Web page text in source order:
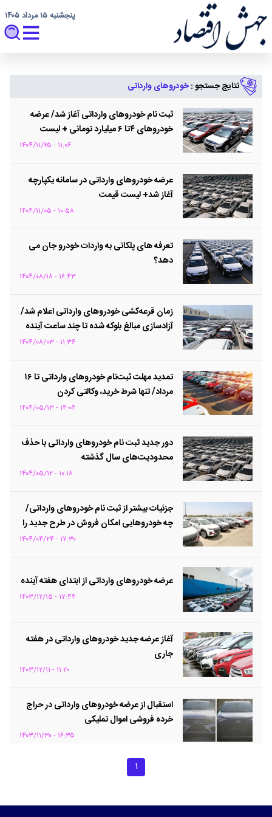
پنجشنبه ۱۵ مرداد ۱۴۰۵
نتایج جستجو :خودروهای وارداتی
ثبت نام خودرو‌های وارداتی آغاز شد/ عرضه
خودرو‌های ۴تا ۶ میلیارد تومانی + لیست
۱۱:۰۶ - ۱۴۰۴/۱۱/۲۵
عرضه خودروهای وارداتی در سامانه یکپارچه
آغاز شد+ لیست قیمت
۱۰:۵۸ - ۱۴۰۴/۱۱/۰۵
تعرفه های پلکانی به واردات خودرو جان می
دهد؟
۱۶:۴۳ - ۱۴۰۴/۰۸/۱۸
زمان قرعه‌کشی خودروهای وارداتی اعلام شد/
آزادسازی مبالغ بلوکه شده تا چند ساعت آینده
۱۱:۳۶ - ۱۴۰۴/۰۸/۰۳
تمدید مهلت ثبت‌نام خودروهای وارداتی تا ۱۶
مرداد/ تنها شرط خرید، وکالتی کردن
۱۴:۰۴ - ۱۴۰۴/۰۵/۱۳
دور جدید ثبت نام خودرو‌های وارداتی با حذف
محدودیت‌های سال گذشته
۱۰:۱۸ - ۱۴۰۴/۰۵/۱۲
جزئیات بیشتر از ثبت نام خودروهای وارداتی/
چه خودروهایی امکان فروش در طرح جدید را
۱۷:۳۰ - ۱۴۰۴/۰۴/۲۴
عرضه خودروهای وارداتی از ابتدای هفته آینده
۱۷:۴۴ - ۱۴۰۳/۱۲/۱۵
آغاز عرضه جدید خودروهای وارداتی در هفته
جاری
۱۱:۲۰ - ۱۴۰۳/۱۲/۱۱
استقبال از عرضه خودروهای وارداتی در حراج
خرده فروشی اموال تملیکی
۱۶:۳۵ - ۱۴۰۳/۱۱/۳۰
۱